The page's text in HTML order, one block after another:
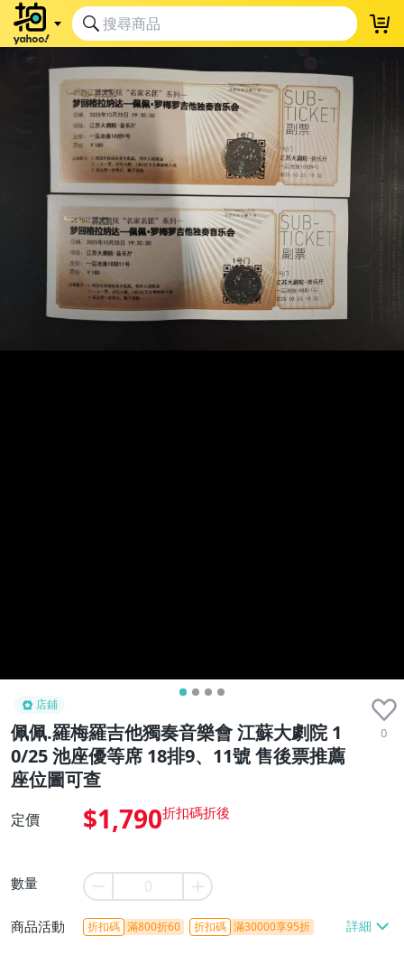
店鋪
佩佩.羅梅羅吉他獨奏音樂會 江蘇大劇院 1
0/25 池座優等席 18排9、11號 售後票推薦
座位圖可查
0
定價 $1,790
數量
商品活動 折扣碼 滿800折60 折扣碼 滿30000享95折